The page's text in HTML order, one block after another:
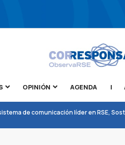
OPINIÓN AGENDA |
de comunicación líder en RSE,